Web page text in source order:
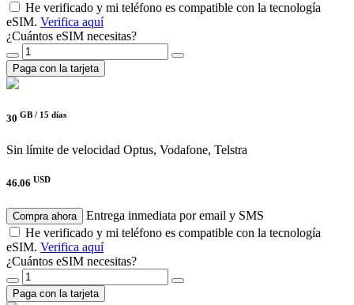
He verificado y mi teléfono es compatible con la tecnología
eSIM. Verifica aquí
¿Cuántos eSIM necesitas?
Paga con la tarjeta
30 GB / 15 días
Sin límite de velocidad Optus, Vodafone, Telstra
46.06 USD
Compra ahora
Entrega inmediata por email y SMS
He verificado y mi teléfono es compatible con la tecnología
eSIM. Verifica aquí
¿Cuántos eSIM necesitas?
Paga con la tarjeta